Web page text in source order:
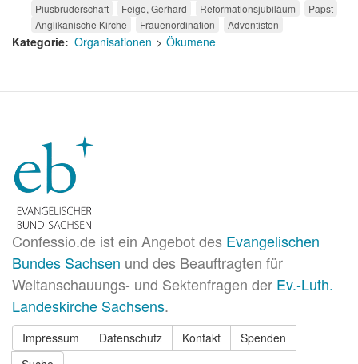
Piusbruderschaft
Feige, Gerhard Reformationsjubiläum
Papst
Anglikanische Kirche
Frauenordination Adventisten
Kategorie Organisationen Ökumene
Confessio.de ist ein Angebot des Evangelischen
Bundes Sachsen und des Beauftragten für
Weltanschauungs- und Sektenfragen der Ev.-Luth.
Landeskirche Sachsens.
Impressum Datenschutz Kontakt
Spenden